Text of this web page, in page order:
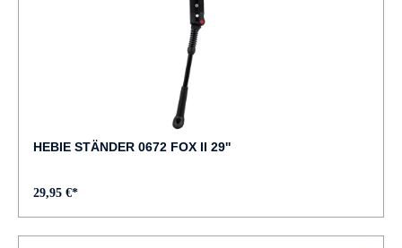
HEBIE STÄNDER 0672 FOX II 29''
29,95 €*